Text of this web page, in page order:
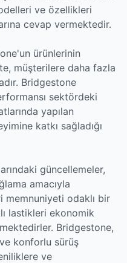
ve özellikleri
cevap vermektedir.
ürünlerinin
müşterilere daha fazla
Bridgestone
sektördeki
yapılan
katkı sağladığı
güncellemeler,
amacıyla
odaklı bir
lastikleri ekonomik
Bridgestone,
konforlu sürüş
ve